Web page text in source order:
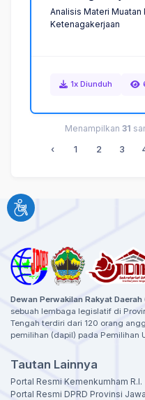
Analisis Materi
Ketenagakerjaan
1x Diunduh
Menampilkan 31
‹ 1 2 3
Dewan Perwakilan Rakyat
sebuah lembaga legislatif di
Tengah terdiri dari 120 orang
pemilihan (dapil) pada Pemilihan
Tautan Lainnya
Portal Resmi Kemenkumham R.I.
Portal Resmi DPRD Provinsi